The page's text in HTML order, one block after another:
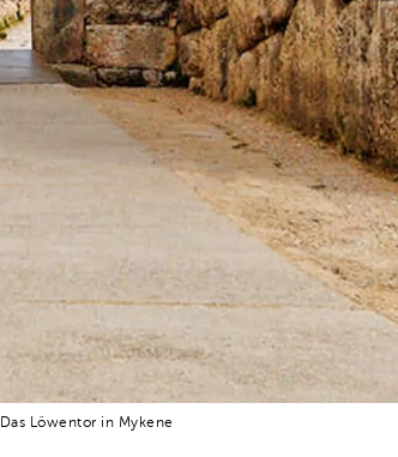
Das Löwentor in Mykene